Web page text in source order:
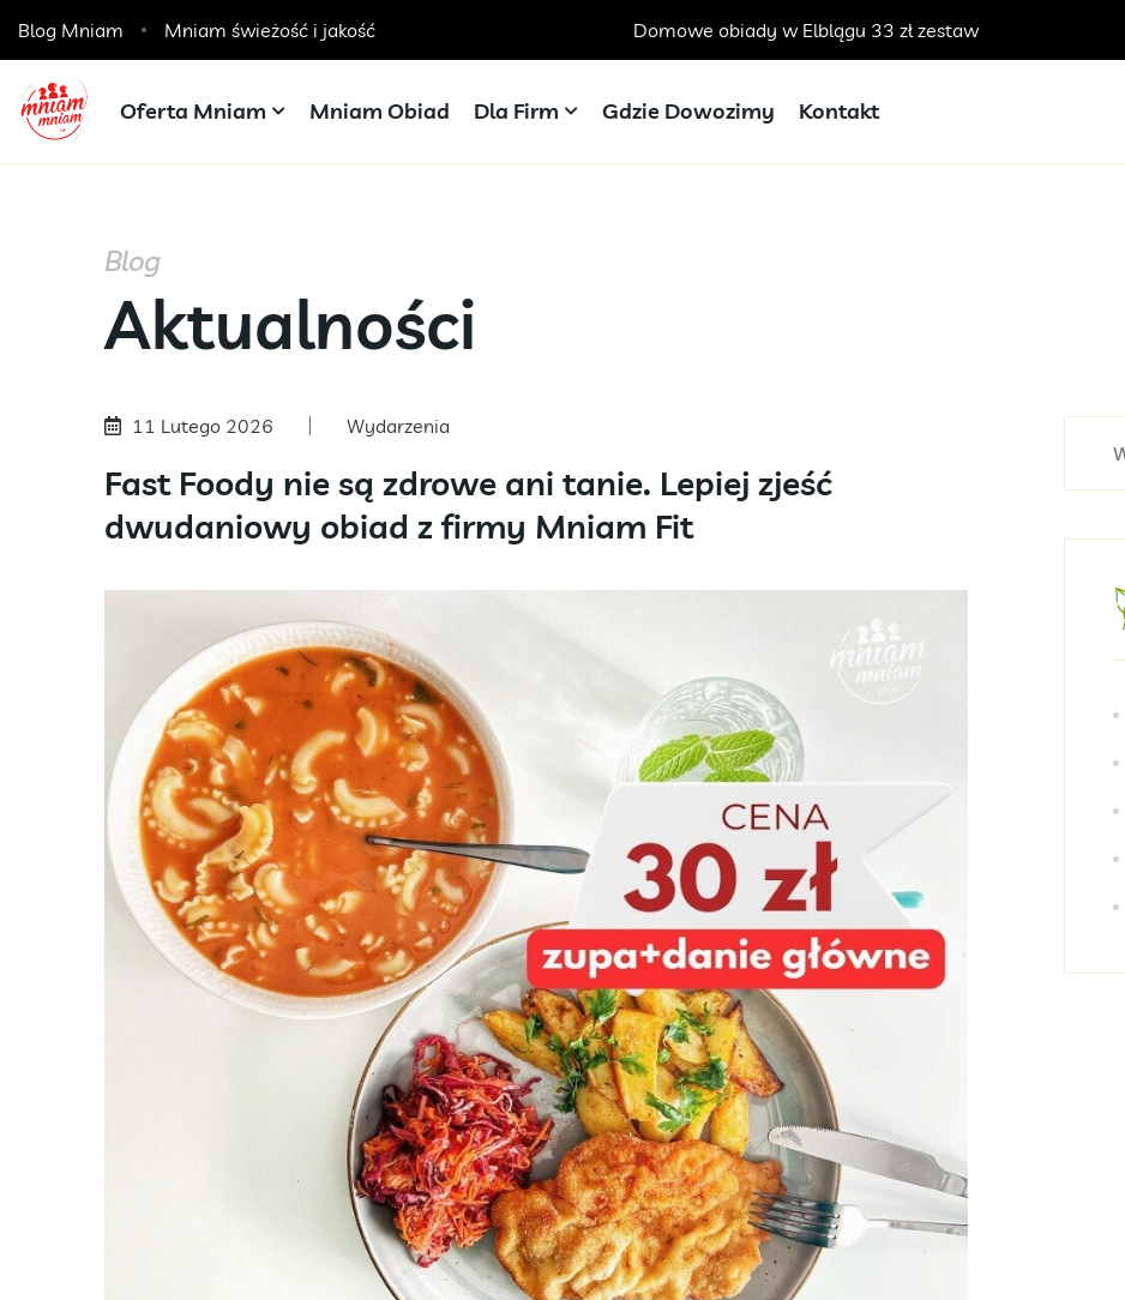
Blog Mniam Mniam świeżość i jakość
Catering dla szkół, przedszkoli i żłobków Domowe obiady w Elblągu 33 zł zestaw
Oferta Mniam Mniam Obiad Dla Firm Gdzie Dowozimy Kontakt
Blog
Aktualności
11 Lutego 2026 Wydarzenia
Fast Foody nie są zdrowe ani tanie. Lepiej zjeść
dwudaniowy obiad z firmy Mniam Fit